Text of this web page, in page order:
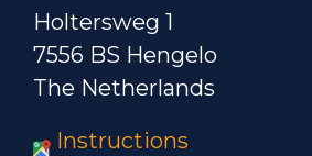
Holtersweg 1
7556 BS Hengelo
The Netherlands
Instructions